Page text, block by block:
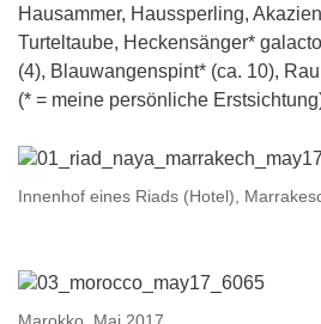
Hausammer, Haussperling,
Turteltaube, Heckensänger*
(4), Blauwangenspint* (ca. 10),
(* = meine persönliche
Innenhof eines Riads (Hotel),